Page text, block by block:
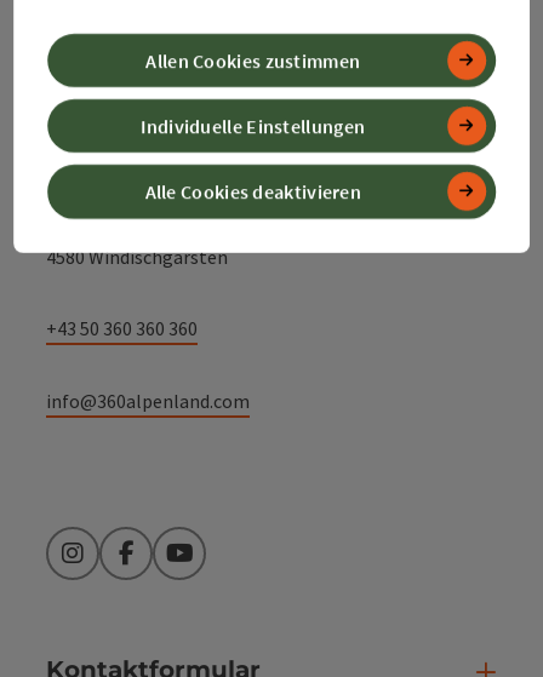
Kontakt
Alpenland Tourismus GmbH
4580 Windischgarsten
+43 50 360 360 360
info@360alpenland.com
InstagramFacebookYouTube
Kontaktformular
Alle Cookies deaktivieren
Individuelle Einstellungen
Allen Cookies zustimmen